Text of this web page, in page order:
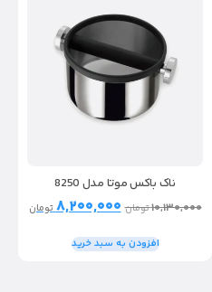
ناک باکس موتا مدل 8250
۱۰,۱۳۰,۰۰۰تومان ۸,۲۰۰,۰۰۰تومان
افزودن به سبد خرید